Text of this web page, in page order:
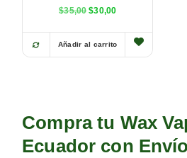
$35,00 $30,00
Añadir al carrito
Compra tu Wax
Ecuador con